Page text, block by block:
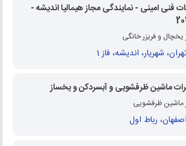
فنی امینی - نمایندگی مجاز هیمالیا اندیشه -
یخچال و فریزر خانگی
شهریار، اندیشه، فاز 1
ماشین ظرفشویی و آبسردکن و یخساز
ماشین ظرفشویی
اصفهان، رباط اول